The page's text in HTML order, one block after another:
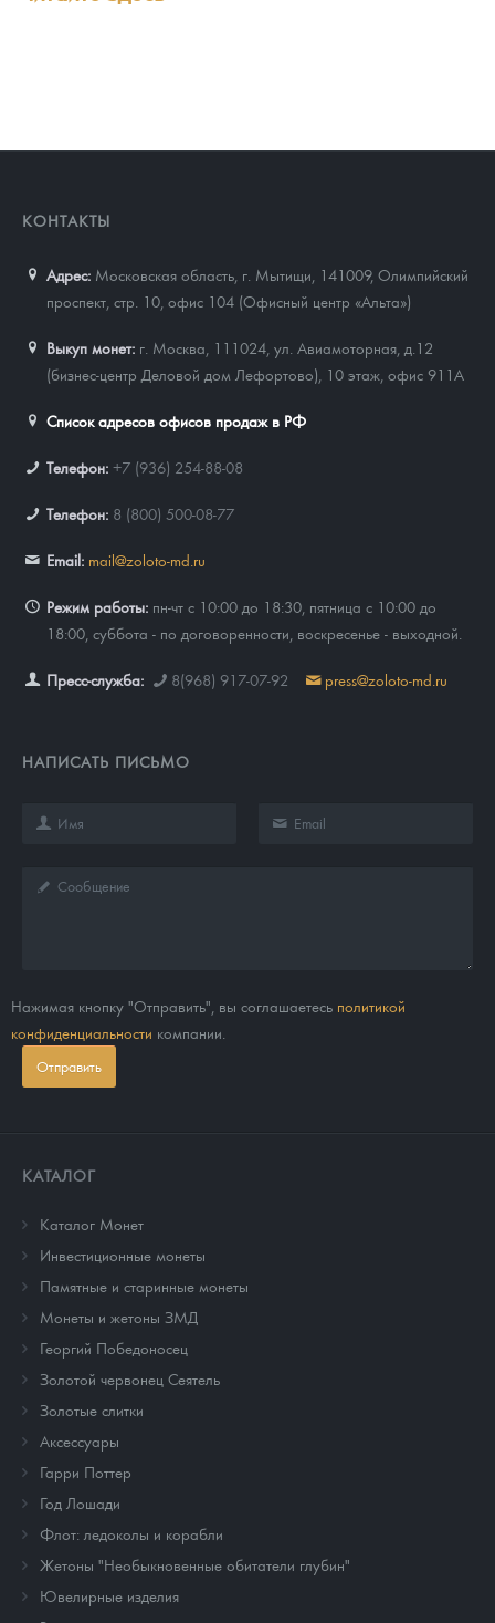
КОНТАКТЫ
Адрес: Московская область, г. Мытищи, 141009, Олимпийский
проспект, стр. 10, офис 104 (Офисный центр «Альта»)
Выкуп монет: г. Москва, 111024, ул. Авиамоторная, д.12
(бизнес-центр Деловой дом Лефортово), 10 этаж, офис 911А
Список адресов офисов продаж в РФ
Телефон: +7 (936) 254-88-08
Телефон: 8 (800) 500-08-77
Email: mail@zoloto-md.ru
Режим работы: пн-чт с 10:00 до 18:30, пятница с 10:00 до
18:00, суббота - по договоренности, воскресенье - выходной.
Пресс-служба: 8(968) 917-07-92 press@zoloto-md.ru
НАПИСАТЬ ПИСЬМО
Нажимая кнопку "Отправить", вы соглашаетесь политикой
конфиденциальности компании.
Отправить
КАТАЛОГ
Каталог Монет
Инвестиционные монеты
Памятные и старинные монеты
Монеты и жетоны ЗМД
Георгий Победоносец
Золотой червонец Сеятель
Золотые слитки
Аксессуары
Гарри Поттер
Год Лошади
Флот: ледоколы и корабли
Жетоны "Необыкновенные обитатели глубин"
Ювелирные изделия